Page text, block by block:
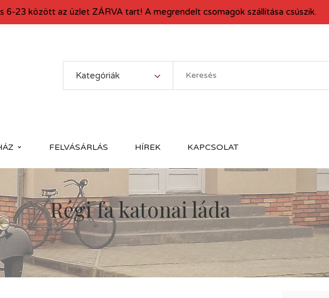
Kategóriák
FELVÁSÁRLÁS HÍREK KAPCSOLAT
Régi fa katonai láda
6-23 között az üzlet ZÁRVA tart! A megrendelt csomagok szállítása csúszik.